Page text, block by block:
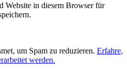
Website in diesem Browser für
um Spam zu reduzieren. Erfahre,
werden.